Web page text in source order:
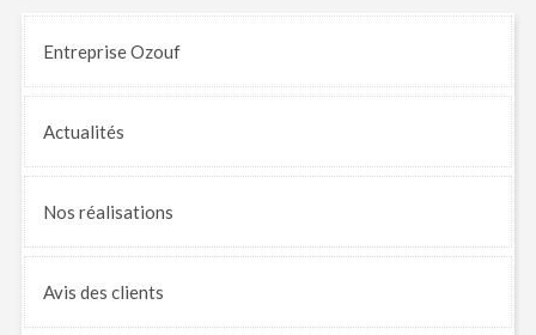
Entreprise Ozouf
Actualités
Nos réalisations
Avis des clients